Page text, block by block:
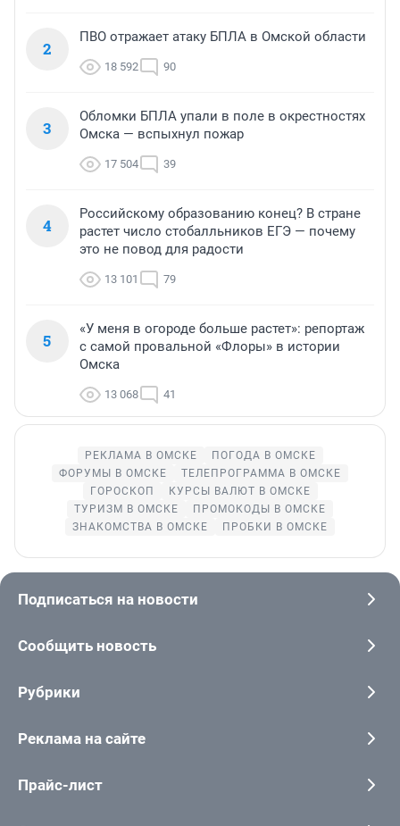
2
ПВО отражает атаку БПЛА в Омской области
18 592 90
3
Обломки БПЛА упали в поле в окрестностях
Омска — вспыхнул пожар
17 504 39
4
Российскому образованию конец? В стране
растет число стобалльников ЕГЭ — почему
это не повод для радости
13 101 79
5
«У меня в огороде больше растет»: репортаж
с самой провальной «Флоры» в истории
Омска
13 068 41
РЕКЛАМА В ОМСКЕ
ПОГОДА В ОМСКЕ
ФОРУМЫ В ОМСКЕ
ТЕЛЕПРОГРАММА В ОМСКЕ
ГОРОСКОП
КУРСЫ ВАЛЮТ В ОМСКЕ
ТУРИЗМ В ОМСКЕ
ПРОМОКОДЫ В ОМСКЕ
ЗНАКОМСТВА В ОМСКЕ
ПРОБКИ В ОМСКЕ
Подписаться на новости
Сообщить новость
Рубрики
Реклама на сайте
Прайс-лист